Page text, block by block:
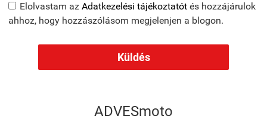
Elolvastam az Adatkezelési tájékoztatót és hozzájárulok
ahhoz, hogy hozzászólásom megjelenjen a blogon.
Küldés
ADVESmoto